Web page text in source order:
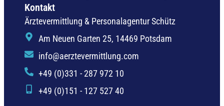
Kontakt
Ärztevermittlung & Personalagentur Schütz
Am Neuen Garten 25, 14469 Potsdam
info@aerztevermittlung.com
+49 (0)331 - 287 972 10
+49 (0)151 - 127 527 40